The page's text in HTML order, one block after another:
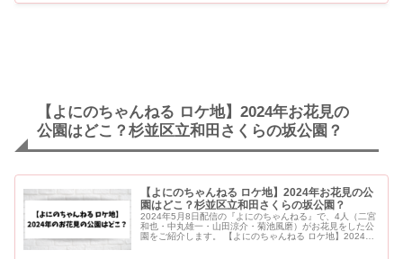
【よにのちゃんねる ロケ地】2024年お花見の
公園はどこ？杉並区立和田さくらの坂公園？
【よにのちゃんねる ロケ地】2024年お花見の公
園はどこ？杉並区立和田さくらの坂公園？
2024年5月8日配信の『よにのちゃんねる』で、4人（二宮
和也・中丸雄一・山田涼介・菊池風磨）がお花見をした公
園をご紹介します。 【よにのちゃんねる ロケ地】2024年